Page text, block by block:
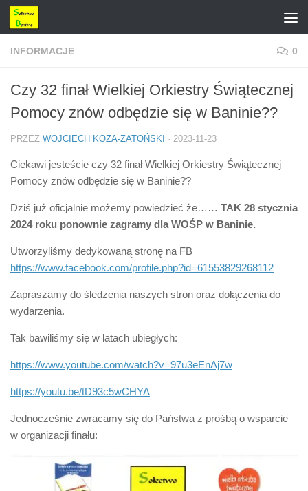
Przejdź do treści
INFORMACJE 0
Czy 32 finał Wielkiej Orkiestry Świątecznej
Pomocy znów odbędzie się w Baninie??
PRZEZ WOJCIECH KOZA-ZATOŃSKI · 2023-11-23
Ciekawi jesteście czy 32 finał Wielkiej Orkiestry Świątecznej
Pomocy znów odbędzie się w Baninie??
Dziś już oficjalnie możemy powiedzieć że…… TAK 28 stycznia
2024 roku ponownie zagramy dla WOŚP w Baninie.
Utworzyliśmy dedykowaną stronę na FB
https://www.facebook.com/profile.php?id=61553829268112
Zapraszamy do śledzenia naszych stron oraz dołączenia do
wydarzenia.
Tak bawiliśmy się w latach ubiegłych:
https://www.youtube.com/watch?v=97u3eEnAj7w
https://youtu.be/tD93c5wCHYA
Jednocześnie zwracamy się do Państwa z prośbą o wsparcie
w organizacji finału: